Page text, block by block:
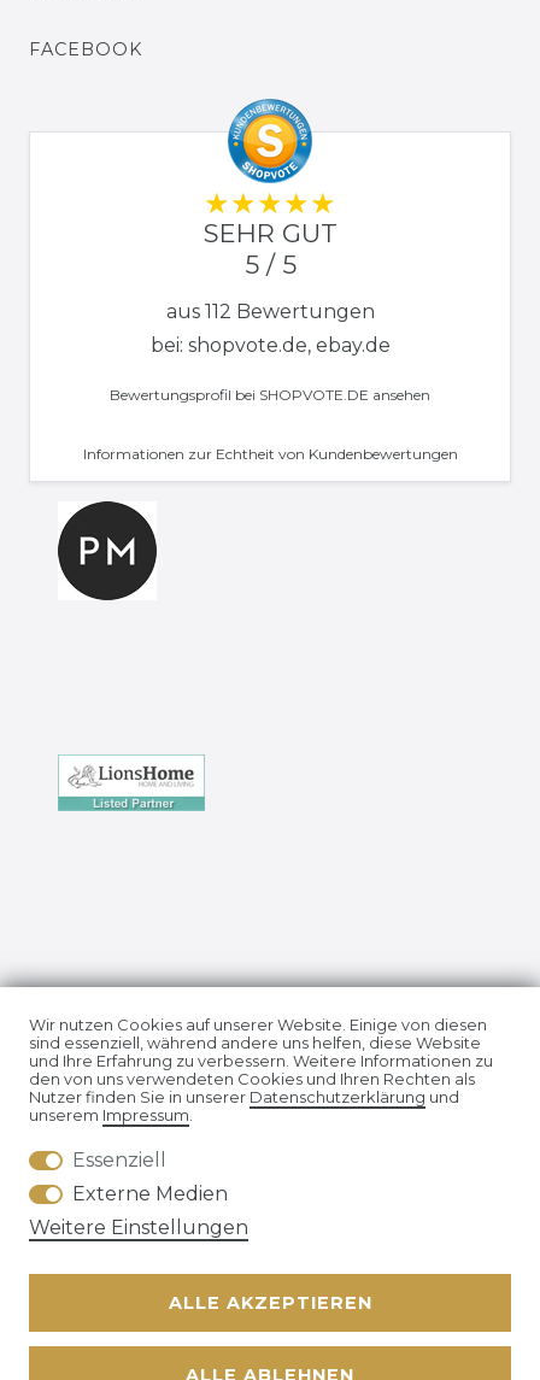
FACEBOOK
SEHR GUT
5 / 5
aus 112 Bewertungen
bei: shopvote.de, ebay.de
Bewertungsprofil bei SHOPVOTE.DE ansehen
Informationen zur Echtheit von Kundenbewertungen
Impressum Daten­schutz­erklärung
AGB
Wir nutzen Cookies auf unserer Website. Einige von diesen
sind essenziell, während andere uns helfen, diese Website
und Ihre Erfahrung zu verbessern. Weitere Informationen zu
den von uns verwendeten Cookies und Ihren Rechten als
Nutzer finden Sie in unserer Daten­schutz­erklärung und
unserem Impressum.
Essenziell
Externe Medien
Weitere Einstellungen
ALLE AKZEPTIEREN
ALLE ABLEHNEN